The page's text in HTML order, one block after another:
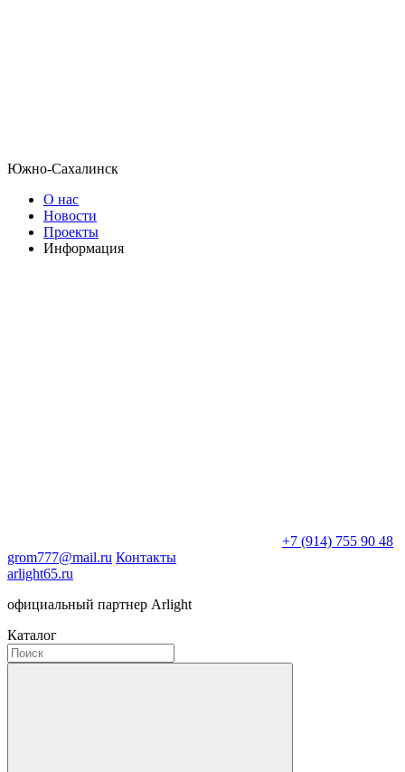
Южно-Сахалинск
О нас
Новости
Проекты
Информация
+7 (914) 755 90 48
grom777@mail.ru Контакты
arlight65.ru
официальный партнер Arlight
Каталог